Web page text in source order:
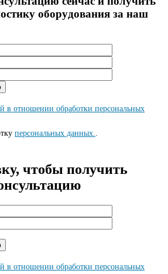
оборyдования за наш
в отношении обработки персональных
персональных данных..
чтобы получить
в отношении обработки персональных